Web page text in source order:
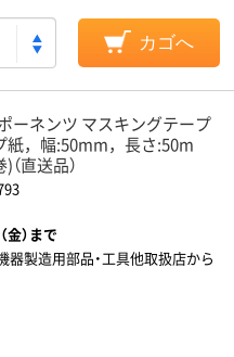
カゴへ
ーネンツ マスキングテープ
紙，幅:50mm，長さ:50m
直送品）
金）まで
器製造用部品・工具他取扱店から